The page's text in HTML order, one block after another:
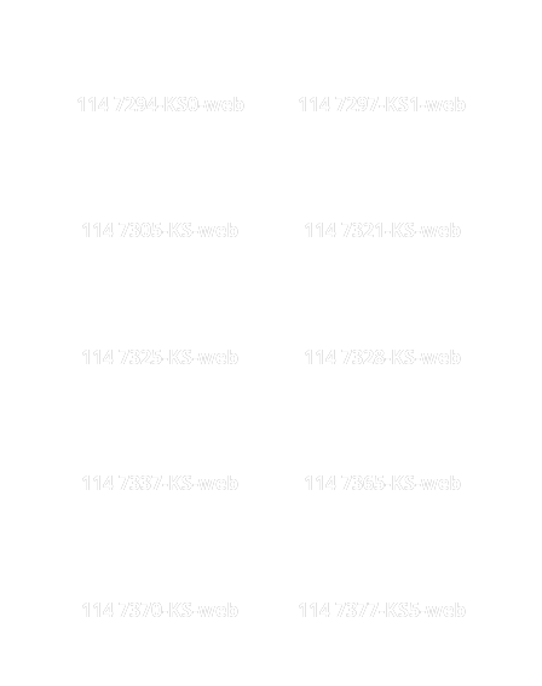
114 7294-KS0-web 114 7297-KS1-web
114 7305-KS-web 114 7321-KS-web
114 7325-KS-web 114 7328-KS-web
114 7337-KS-web 114 7365-KS-web
114 7370-KS-web 114 7377-KS5-web